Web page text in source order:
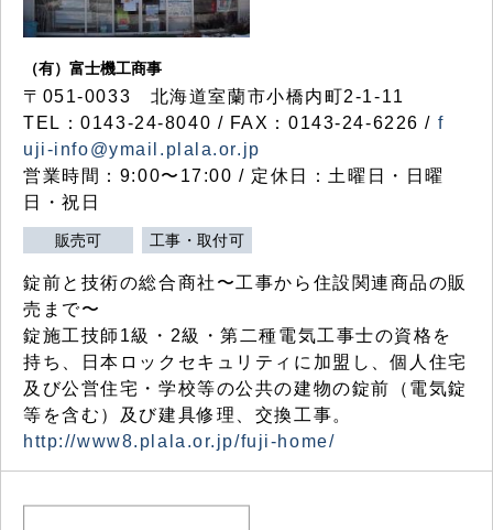
（有）富士機工商事
〒051-0033 北海道室蘭市小橋内町2-1-11
TEL：0143-24-8040 / FAX：0143-24-6226 / f
uji-info@ymail.plala.or.jp
営業時間：9:00〜17:00 / 定休日：土曜日・日曜
日・祝日
販売可 工事・取付可
錠前と技術の総合商社〜工事から住設関連商品の販
売まで〜
錠施工技師1級・2級・第二種電気工事士の資格を
持ち、日本ロックセキュリティに加盟し、個人住宅
及び公営住宅・学校等の公共の建物の錠前（電気錠
等を含む）及び建具修理、交換工事。
http://www8.plala.or.jp/fuji-home/